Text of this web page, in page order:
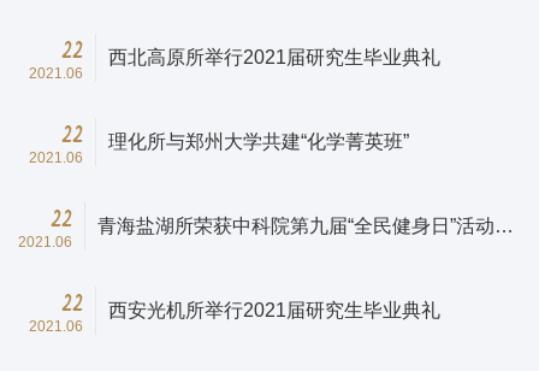
22
2021.06
西北高原所举行2021届研究生毕业典礼
22
2021.06
理化所与郑州大学共建“化学菁英班”
22
2021.06
青海盐湖所荣获中科院第九届“全民健身日”活动先
22
2021.06
西安光机所举行2021届研究生毕业典礼